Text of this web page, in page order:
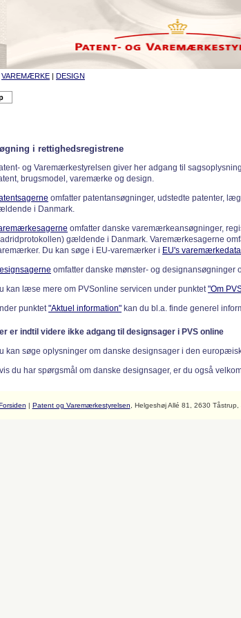
VAREMÆRKE | DESIGN
i rettighedsregistrene
og Varemærkestyrelsen giver her adgang til
brugsmodel, varemærke og design.
omfatter patentansøgninger, udstedte patenter,
i Danmark.
omfatter danske varemærkeansøgninger,
gældende i Danmark. Varemærkesagerne
Du kan søge i EU-varemærker i EU's
omfatter danske mønster- og designansøgninger
kan læse mere om PVSonline servicen under punktet"Om
punktet"Aktuel information" kan du bl.a. finde generel
er indtil videre ikke adgang til designsager i PVS online
kan søge oplysninger om danske designsager i den
du har spørgsmål om danske designsager, er du også
| Patent og Varemærkestyrelsen , Helgeshøj Allé 81, 2630